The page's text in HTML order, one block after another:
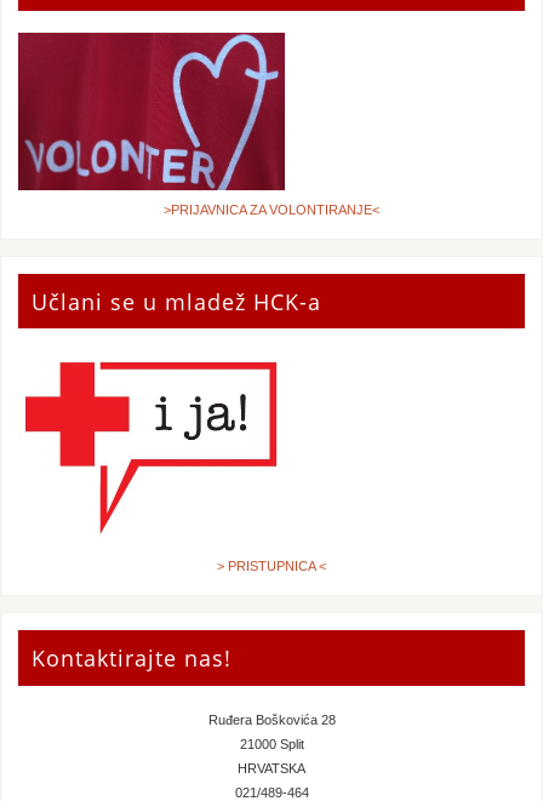
>PRIJAVNICA ZA VOLONTIRANJE<
Učlani se u mladež HCK-a
> PRISTUPNICA <
Kontaktirajte nas!
Ruđera Boškovića 28
21000 Split
HRVATSKA
021/489-464